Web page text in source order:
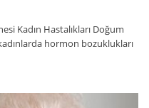
Kadın Hastalıkları Doğum
hormon bozuklukları